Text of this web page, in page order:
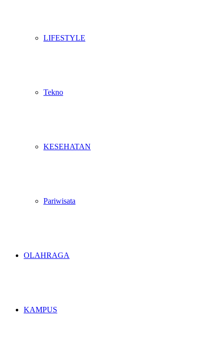
LIFESTYLE
Tekno
KESEHATAN
Pariwisata
OLAHRAGA
KAMPUS